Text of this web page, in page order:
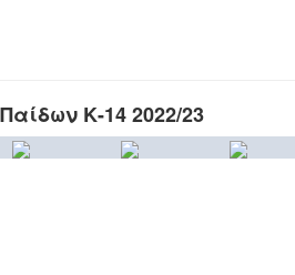
Κ-14 2022/23